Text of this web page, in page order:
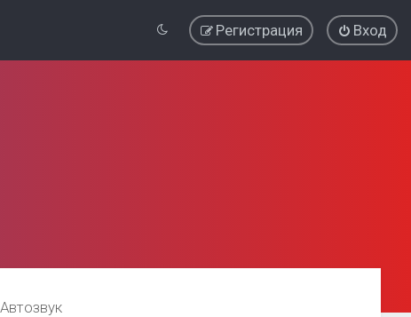
Вход
Регистрация
Автозвук